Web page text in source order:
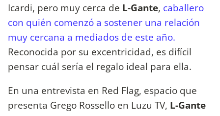
Icardi, pero muy cerca de L-Gante, caballero
con quién comenzó a sostener una relación
muy cercana a mediados de este año.
Reconocida por su excentricidad, es difícil
pensar cuál sería el regalo ideal para ella.
En una entrevista en Red Flag, espacio que
presenta Grego Rossello en Luzu TV, L-Gante